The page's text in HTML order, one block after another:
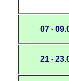
07 -
21 -